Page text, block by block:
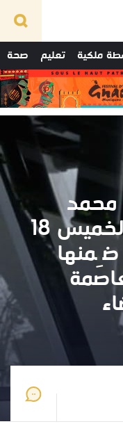
ملكية تعليم صحة
محمد
السادس إفتتح يوم الخميس 18
ضِمنها